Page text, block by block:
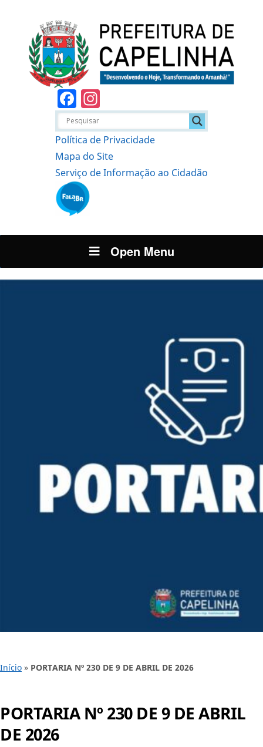
Facebook
Política de Privacidade
Mapa do Site
Serviço de Informação ao Cidadão
Open Menu
Início » PORTARIA Nº 230 DE 9 DE ABRIL DE 2026
PORTARIA Nº 230 DE 9 DE ABRIL
DE 2026